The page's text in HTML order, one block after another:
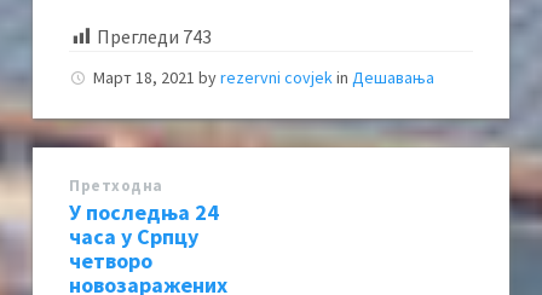
Прегледи 743
Март 18, 2021 byrezervni covjekin Дешавања
Претходна
У последња 24
часа у Српцу
четворо
новозаражених